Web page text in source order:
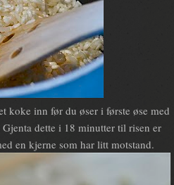
inn før du øser i første øse med
dette i 18 minutter til risen er
en kjerne som har litt motstand.